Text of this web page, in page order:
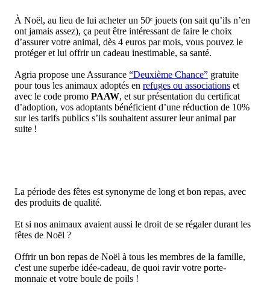
À Noël, au lieu de lui acheter un 50ᵉ jouets (on sait qu’ils n’en
ont jamais assez), ça peut être intéressant de faire le choix
d’assurer votre animal, dès 4 euros par mois, vous pouvez le
protéger et lui offrir un cadeau inestimable, sa santé.
Agria propose une Assurance “Deuxième Chance” gratuite
pour tous les animaux adoptés en refuges ou associations et
avec le code promo PAAW, et sur présentation du certificat
d’adoption, vos adoptants bénéficient d’une réduction de 10%
sur les tarifs publics s’ils souhaitent assurer leur animal par
suite !
La période des fêtes est synonyme de long et bon repas, avec
des produits de qualité.
Et si nos animaux avaient aussi le droit de se régaler durant les
fêtes de Noël ?
​​Offrir un bon repas de Noël à tous les membres de la famille,
c'est une superbe idée-cadeau, de quoi ravir votre porte-
monnaie et votre boule de poils !